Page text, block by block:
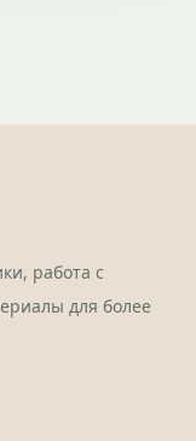
работа с
для более